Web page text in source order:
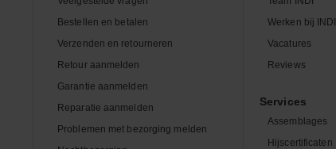
Bestellen en betalen
Verzenden en retourneren
Retour aanmelden
Garantie aanmelden
Reparatie aanmelden
Problemen met bezorging melden
Werken bij INDI
Vacatures
Reviews
Services
Assemblages
Hijscertificaten